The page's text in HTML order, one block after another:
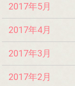
2017年5月
2017年4月
2017年3月
2017年2月